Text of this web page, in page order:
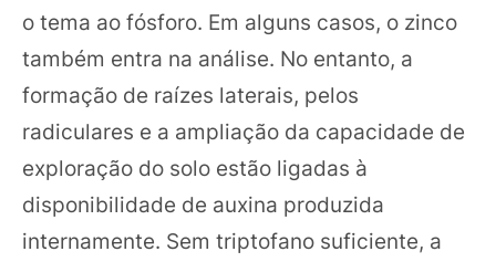
o tema ao fósforo. Em alguns casos, o zinco
também entra na análise. No entanto, a
formação de raízes laterais, pelos
radiculares e a ampliação da capacidade de
exploração do solo estão ligadas à
disponibilidade de auxina produzida
internamente. Sem triptofano suficiente, a